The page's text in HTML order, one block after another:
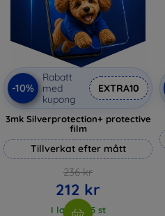
-10%
Rabatt
med
kupong
EXTRA10
3mk Silverprotection+ protective
film
Tillverkat efter mått
236 kr
212 kr
I lager > 5 st